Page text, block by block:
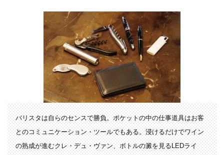
バリスタは自らのセンスで勝負。ポケットの中の仕事道具はお客
とのコミュニケーション・ツールでもある。浸けるだけでワイン
の熟成が進むクレ・デュ・ヴァン、ボトルの澱を見るLEDライ